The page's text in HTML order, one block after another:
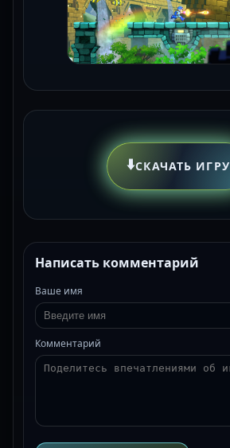
⬇️СКАЧАТЬ ИГРУ
Написать комментарий
Ваше имя
Комментарий